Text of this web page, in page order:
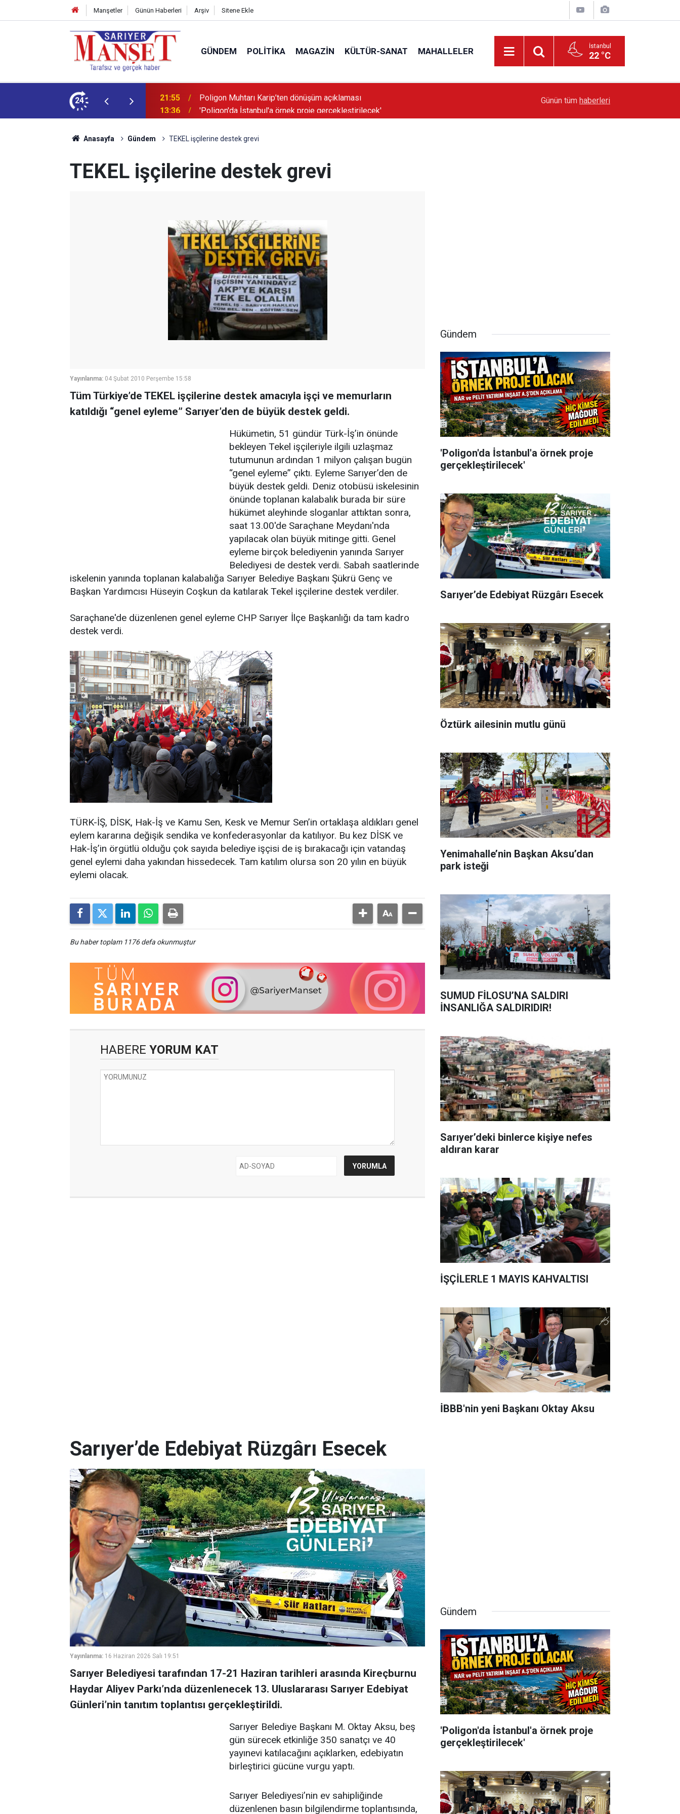
Manşetler Günün Haberleri Arşiv Sitene Ekle
GÜNDEM POLITIKA MAGAZIN KÜLTÜR-SANAT MAHALLELER İstanbul
22 °C
24 13:36 'Poligon'da İstanbul'a örnek proje gerçekleştirilecek' Sarıyer’de Edebiyat Rüzgârı Esecek
Günün tüm haberleri
Anasayfa Gündem TEKEL işçilerine destek grevi
TEKEL işçilerine destek grevi
Yayınlanma: 04 Şubat 2010 Perşembe 15:58
Tüm Türkiye’de TEKEL işçilerine destek amacıyla işçi ve memurların
katıldığı “genel eyleme” Sarıyer’den de büyük destek geldi.
Hükümetin, 51 gündür Türk-İş’in önünde
bekleyen Tekel işçileriyle ilgili uzlaşmaz
tutumunun ardından 1 milyon çalışan bugün
“genel eyleme” çıktı. Eyleme Sarıyer’den de
büyük destek geldi. Deniz otobüsü iskelesinin
önünde toplanan kalabalık burada bir süre
hükümet aleyhinde sloganlar attıktan sonra,
saat 13.00'de Saraçhane Meydanı'nda
yapılacak olan büyük mitinge gitti. Genel
eyleme birçok belediyenin yanında Sarıyer
Belediyesi de destek verdi. Sabah saatlerinde
iskelenin yanında toplanan kalabalığa Sarıyer Belediye Başkanı Şükrü Genç ve
Başkan Yardımcısı Hüseyin Coşkun da katılarak Tekel işçilerine destek verdiler.
Saraçhane'de düzenlenen genel eyleme CHP Sarıyer İlçe Başkanlığı da tam kadro
destek verdi.
TÜRK-İŞ, DİSK, Hak-İş ve Kamu Sen, Kesk ve Memur Sen’in ortaklaşa aldıkları genel
eylem kararına değişik sendika ve konfederasyonlar da katılıyor. Bu kez DİSK ve
Hak-İş’in örgütlü olduğu çok sayıda belediye işçisi de iş bırakacağı için vatandaş
genel eylemi daha yakından hissedecek. Tam katılım olursa son 20 yılın en büyük
eylemi olacak.
Bu haber toplam 1176 defa okunmuştur
HABERE YORUM KAT
Gündem
'Poligon'da İstanbul'a örnek proje
gerçekleştirilecek'
Sarıyer’de Edebiyat Rüzgârı Esecek
Öztürk ailesinin mutlu günü
Yenimahalle’nin Başkan Aksu’dan
park isteği
SUMUD FİLOSU’NA SALDIRI
İNSANLIĞA SALDIRIDIR!
Sarıyer’deki binlerce kişiye nefes
aldıran karar
İŞÇİLERLE 1 MAYIS KAHVALTISI
İBBB'nin yeni Başkanı Oktay Aksu
Sarıyer’de Edebiyat Rüzgârı Esecek
Yayınlanma: 16 Haziran 2026 Salı 19:51
Sarıyer Belediyesi tarafından 17-21 Haziran tarihleri arasında Kireçburnu
Haydar Aliyev Parkı’nda düzenlenecek 13. Uluslararası Sarıyer Edebiyat
Günleri’nin tanıtım toplantısı gerçekleştirildi.
Sarıyer Belediye Başkanı M. Oktay Aksu, beş
gün sürecek etkinliğe 350 sanatçı ve 40
yayınevi katılacağını açıklarken, edebiyatın
birleştirici gücüne vurgu yaptı.
Sarıyer Belediyesi’nin ev sahipliğinde
düzenlenen basın bilgilendirme toplantısında,
Gündem
'Poligon'da İstanbul'a örnek proje
gerçekleştirilecek'